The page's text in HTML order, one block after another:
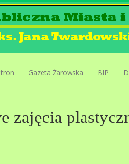
Gazeta Żarowska BIP
zajęcia